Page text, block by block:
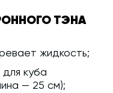
ТЭНА
жидкость;
куба
— 25 см);